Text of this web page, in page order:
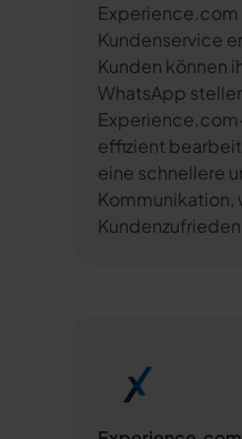
Experience.com
Kundenservice
Kunden können
WhatsApp
effizient
eine schnellere
Kommunikation,